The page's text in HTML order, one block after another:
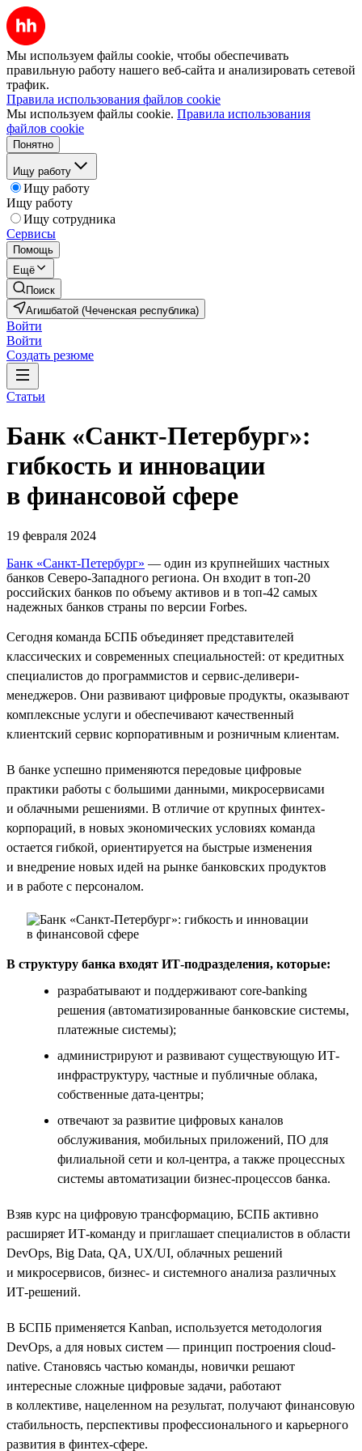
Мы используем файлы cookie, чтобы обеспечивать
правильную работу нашего веб-сайта и анализировать сетевой
трафик.
Правила использования файлов cookie
Мы используем файлы cookie. Правила использования
файлов cookie
Понятно
Ищу работу
Ищу работу
Ищу работу
Ищу сотрудника
Сервисы
Помощь
Ещё
Поиск
Агишбатой (Чеченская республика)
Войти
Войти
Создать резюме
Статьи
Банк «Санкт-Петербург»:
гибкость и инновации
в финансовой сфере
19 февраля 2024
Банк «Санкт-Петербург» — один из крупнейших частных
банков Северо-Западного региона. Он входит в топ-20
российских банков по объему активов и в топ-42 самых
надежных банков страны по версии Forbes.
Сегодня команда БСПБ объединяет представителей
классических и современных специальностей: от кредитных
специалистов до программистов и сервис-деливери-
менеджеров. Они развивают цифровые продукты, оказывают
комплексные услуги и обеспечивают качественный
клиентский сервис корпоративным и розничным клиентам.
В банке успешно применяются передовые цифровые
практики работы с большими данными, микросервисами
и облачными решениями. В отличие от крупных финтех-
корпораций, в новых экономических условиях команда
остается гибкой, ориентируется на быстрые изменения
и внедрение новых идей на рынке банковских продуктов
и в работе с персоналом.
В структуру банка входят ИТ-подразделения, которые:
разрабатывают и поддерживают core-banking
решения (автоматизированные банковские системы,
платежные системы);
администрируют и развивают существующую ИТ-
инфраструктуру, частные и публичные облака,
собственные дата-центры;
отвечают за развитие цифровых каналов
обслуживания, мобильных приложений, ПО для
филиальной сети и кол-центра, а также процессных
системы автоматизации бизнес-процессов банка.
Взяв курс на цифровую трансформацию, БСПБ активно
расширяет ИТ-команду и приглашает специалистов в области
DevOps, Big Data, QA, UX/UI, облачных решений
и микросервисов, бизнес- и системного анализа различных
ИТ-решений.
В БСПБ применяется Kanban, используется методология
DevOps, а для новых систем — принцип построения cloud-
native. Становясь частью команды, новички решают
интересные сложные цифровые задачи, работают
в коллективе, нацеленном на результат, получают финансовую
стабильность, перспективы профессионального и карьерного
развития в финтех-сфере.